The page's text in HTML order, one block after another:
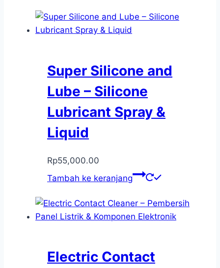
Super Silicone and
Lube – Silicone
Lubricant Spray &
Liquid
Rp55,000.00
Tambah ke keranjang
Electric Contact